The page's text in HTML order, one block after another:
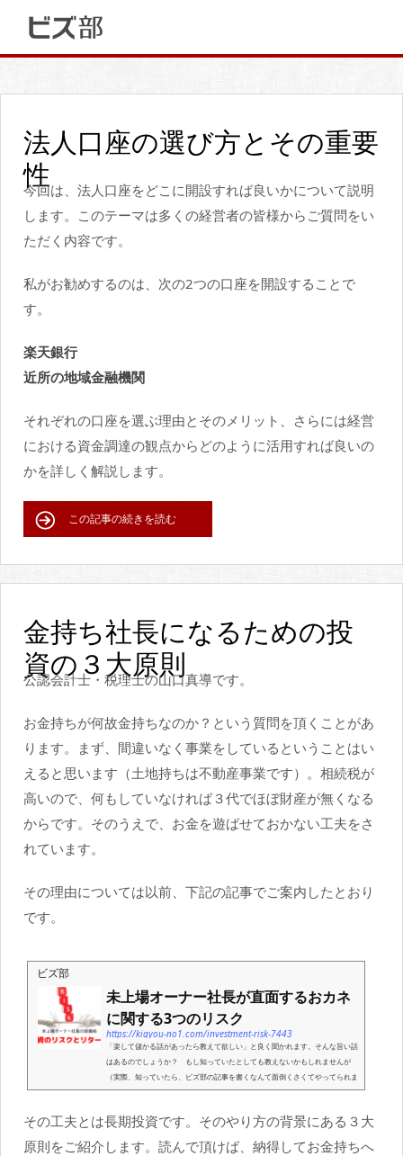
法人口座の選び方とその重要
性
今回は、法人口座をどこに開設すれば良いかについて説明
します。このテーマは多くの経営者の皆様からご質問をい
ただく内容です。
私がお勧めするのは、次の2つの口座を開設することで
す。
楽天銀行
近所の地域金融機関
それぞれの口座を選ぶ理由とそのメリット、さらには経営
における資金調達の観点からどのように活用すれば良いの
かを詳しく解説します。
この記事の続きを読む
金持ち社長になるための投
資の３大原則
公認会計士・税理士の山口真導です。
お金持ちが何故金持ちなのか？という質問を頂くことがあ
ります。まず、間違いなく事業をしているということはい
えると思います（土地持ちは不動産事業です）。相続税が
高いので、何もしていなければ３代でほぼ財産が無くなる
からです。そのうえで、お金を遊ばせておかない工夫をさ
れています。
その理由については以前、下記の記事でご案内したとおり
です。
ビズ部
未上場オーナー社長が直面するおカネ
に関する3つのリスク
https://kigyou-no1.com/investment-risk-7443
「楽して儲かる話があったら教えて欲しい」と良く聞かれます。そんな旨い話
はあるのでしょうか？ もし知っていたとしても教えないかもしれませんが
（実際、知っていたら、ビズ部の記事を書くなんて面倒くさくてやってられま
せんｗ）。一方、投資の話をすると「リス...
その工夫とは長期投資です。そのやり方の背景にある３大
原則をご紹介します。読んで頂けば、納得してお金持ちへ